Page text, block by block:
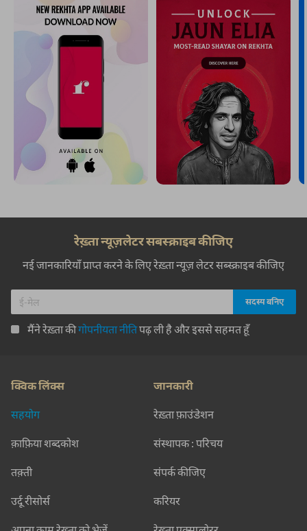
रेख़्ता न्यूज़लेटर सबस्क्राइब कीजिए
नई जानकारियाँ प्राप्त करने के लिए रेख़्ता न्यूज़ लेटर सब्स्क्राइब कीजिए
मैंने रेख़्ता कीगोपनीयता नीतिपढ़ ली है और इससे सहमत हूँ
क्विक लिंक्स
सहयोग
क़ाफ़िया शब्दकोश
तक़्ती
उर्दू रीसोर्स
जानकारी
रेख़्ता फ़ाउंडेशन
संस्थापक : परिचय
संपर्क कीजिए
करियर